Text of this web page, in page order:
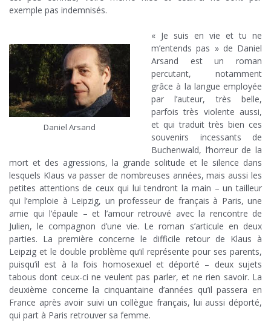
exemple pas indemnisés.
Daniel Arsand
« Je suis en vie et tu ne
m’entends pas » de Daniel
Arsand est un roman
percutant, notamment
grâce à la langue employée
par l’auteur, très belle,
parfois très violente aussi,
et qui traduit très bien ces
souvenirs incessants de
Buchenwald, l’horreur de la
mort et des agressions, la grande solitude et le silence dans
lesquels Klaus va passer de nombreuses années, mais aussi les
petites attentions de ceux qui lui tendront la main – un tailleur
qui l’emploie à Leipzig, un professeur de français à Paris, une
amie qui l’épaule – et l’amour retrouvé avec la rencontre de
Julien, le compagnon d’une vie. Le roman s’articule en deux
parties. La première concerne le difficile retour de Klaus à
Leipzig et le double problème qu’il représente pour ses parents,
puisqu’il est à la fois homosexuel et déporté – deux sujets
tabous dont ceux-ci ne veulent pas parler, et ne rien savoir. La
deuxième concerne la cinquantaine d’années qu’il passera en
France après avoir suivi un collègue français, lui aussi déporté,
qui part à Paris retrouver sa femme.